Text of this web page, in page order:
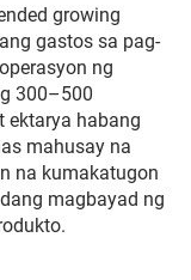
growing
gastos sa pag-
ng
300–500
ektarya habang
mahusay na
na kumakatugon
magbayad ng